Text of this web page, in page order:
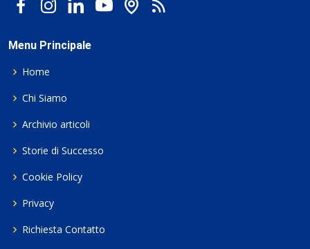
Menu Principale
Home
Chi Siamo
Archivio articoli
Storie di Successo
Cookie Policy
Privacy
Richiesta Contatto